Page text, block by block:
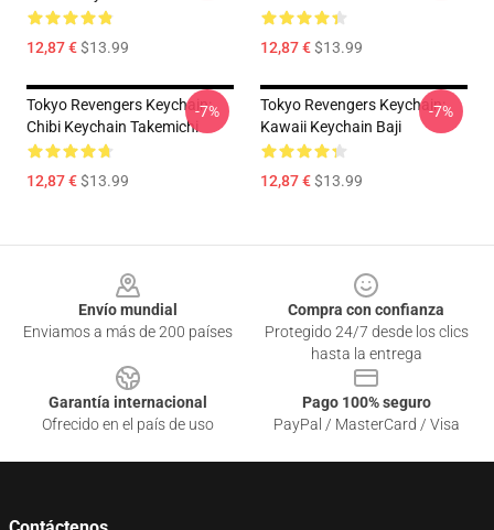
12,87 €$13.99 12,87 €$13.99
Tokyo Revengers Keychain:
Chibi Keychain Takemichi
12,87 €$13.99
-7%
Tokyo Revengers Keychain:
Kawaii Keychain Baji
12,87 €$13.99
-7%
Envío mundial
Enviamos a más de 200 países
Compra con confianza
Protegido 24/7 desde los clics
hasta la entrega
Garantía internacional
Ofrecido en el país de uso
Pago 100% seguro
PayPal / MasterCard / Visa